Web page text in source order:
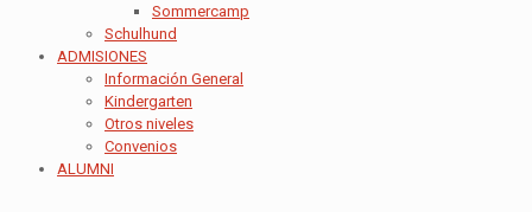
Sommercamp
Schulhund
ADMISIONES
Información General
Kindergarten
Otros niveles
Convenios
ALUMNI